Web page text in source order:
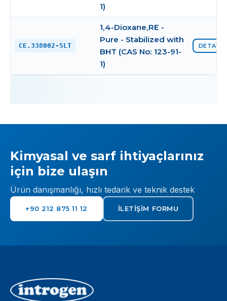
1)
CE.338002-5LT
1,4-Dioxane,RE -
Pure - Stabilized with
BHT (CAS No: 123-91-
1)
DETAYI
Kimyasal ve sarf ihtiyaçlarınız
için bize ulaşın
Ürün danışmanlığı, hızlı tedarik ve teknik destek
+90 212 875 11 12 İLETIŞIM FORMU